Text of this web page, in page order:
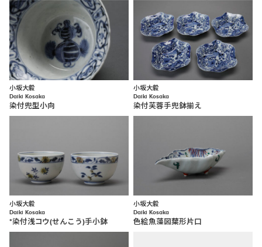
小坂大毅
Daiki Kosaka
染付兜型小向
小坂大毅
Daiki Kosaka
染付芙蓉手兜鉢揃え
小坂大毅
Daiki Kosaka
*染付浅コウ(せんこう)手小鉢
小坂大毅
Daiki Kosaka
色絵魚藻図葉形片口